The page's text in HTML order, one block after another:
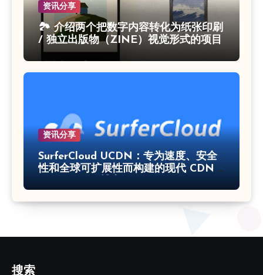
资讯分享
🏞 介绍两个把数字内容转化为纸张印刷
/ 独立出版物（ZINE）视觉形式的项目
资讯分享
SurferCloud UCDN：专为速度、安全
性和全球可扩展性而构建的现代 CDN –
搜索